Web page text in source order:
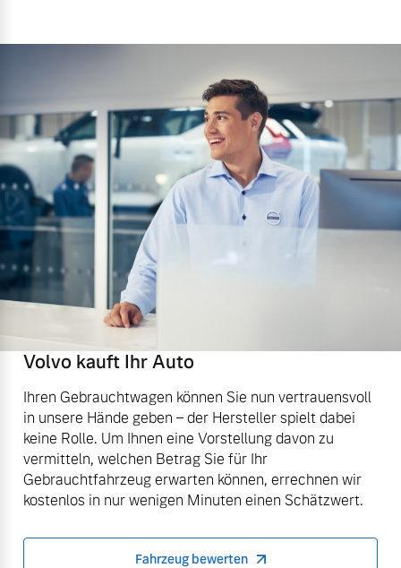
Volvo kauft Ihr Auto
Ihren Gebrauchtwagen können Sie nun vertrauensvoll
in unsere Hände geben – der Hersteller spielt dabei
keine Rolle. Um Ihnen eine Vorstellung davon zu
vermitteln, welchen Betrag Sie für Ihr
Gebrauchtfahrzeug erwarten können, errechnen wir
kostenlos in nur wenigen Minuten einen Schätzwert.
Fahrzeug bewerten